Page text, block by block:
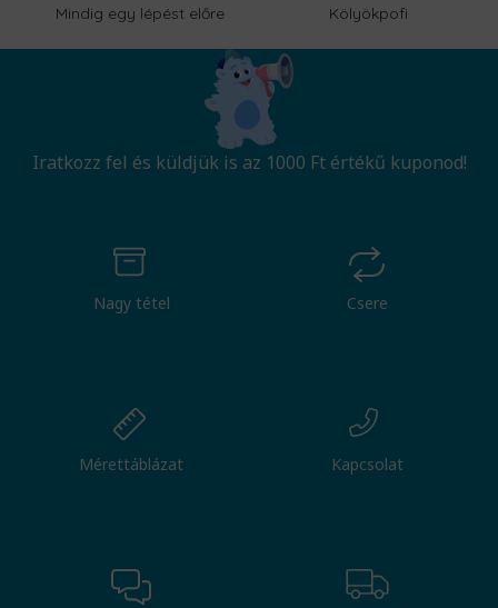
Mindig egy lépést előre Kölyökpofi
Iratkozz fel és küldjük is az 1000 Ft értékű kuponod!
Nagy tétel Csere
Mérettáblázat Kapcsolat